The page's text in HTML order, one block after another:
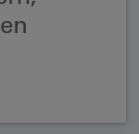
und Gotthard –
Doch auch